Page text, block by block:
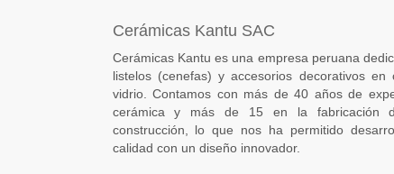
Cerámicas Kantu SAC
Cerámicas Kantu es una empresa peruana
listelos (cenefas) y accesorios decorativos en
vidrio. Contamos con más de 40 años de
cerámica y más de 15 en la fabricación
construcción, lo que nos ha permitido
calidad con un diseño innovador.